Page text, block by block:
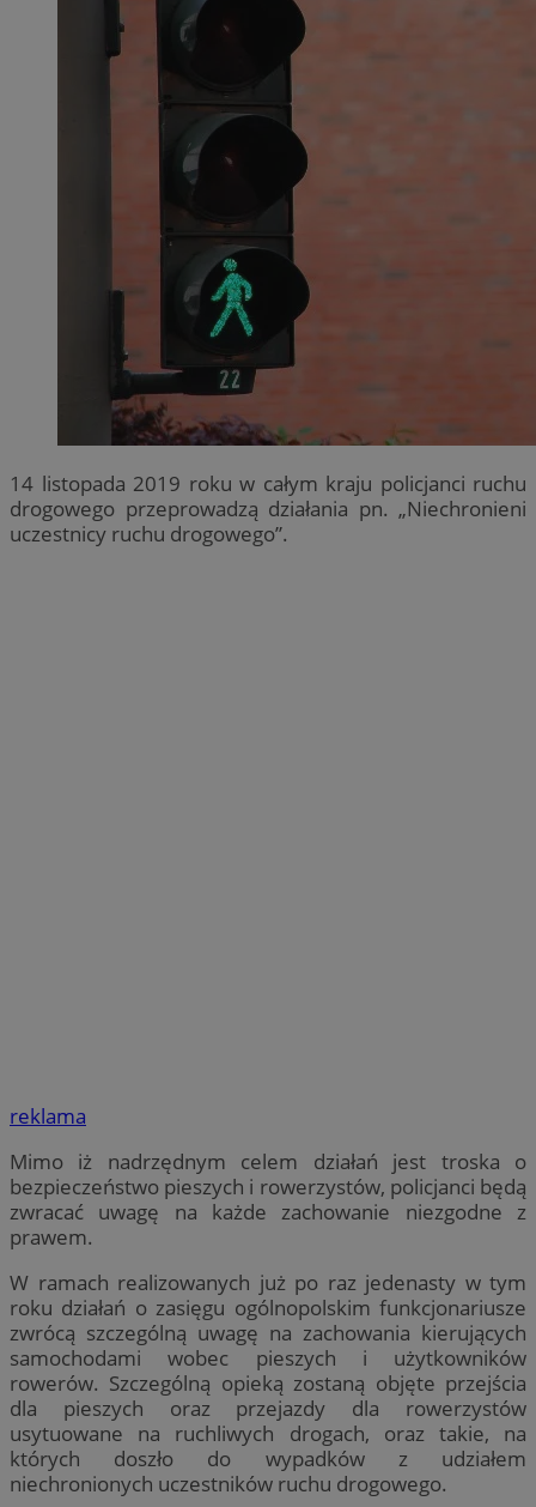
14 listopada 2019 roku w całym kraju policjanci ruchu
drogowego przeprowadzą działania pn. „Niechronieni
uczestnicy ruchu drogowego”.
reklama
Mimo iż nadrzędnym celem działań jest troska o
bezpieczeństwo pieszych i rowerzystów, policjanci będą
zwracać uwagę na każde zachowanie niezgodne z
prawem.
W ramach realizowanych już po raz jedenasty w tym
roku działań o zasięgu ogólnopolskim funkcjonariusze
zwrócą szczególną uwagę na zachowania kierujących
samochodami wobec pieszych i użytkowników
rowerów. Szczególną opieką zostaną objęte przejścia
dla pieszych oraz przejazdy dla rowerzystów
usytuowane na ruchliwych drogach, oraz takie, na
których doszło do wypadków z udziałem
niechronionych uczestników ruchu drogowego.